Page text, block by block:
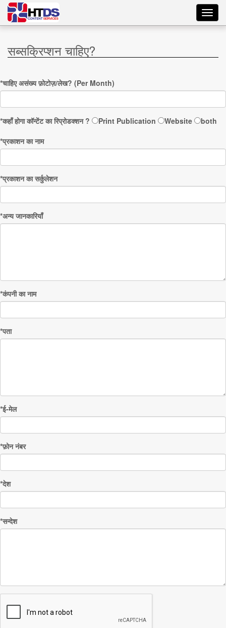
सब्सक्रिप्शन चाहिए?
*चाहिए असंख्य फ़ोटोज़/लेख? (Per Month)
*कहाँ होगा कॉन्टेंट का रिप्रोडक्शन ? Print Publication Website
both
*प्रकाशन का नाम
*प्रकाशन का सर्कुलेशन
*अन्य जानकारियाँ
*कंपनी का नाम
*पता
*ई-मेल
*फ़ोन नंबर
*देश
*सन्देश